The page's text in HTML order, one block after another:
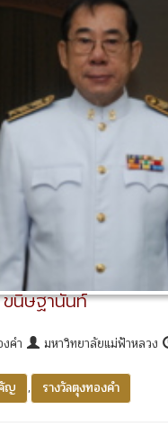
นิษฐานันท์
คำ มหาวิทยาลัยแม่ฟ้าหลวง
ญ
, รางวัลตุงทองคำ